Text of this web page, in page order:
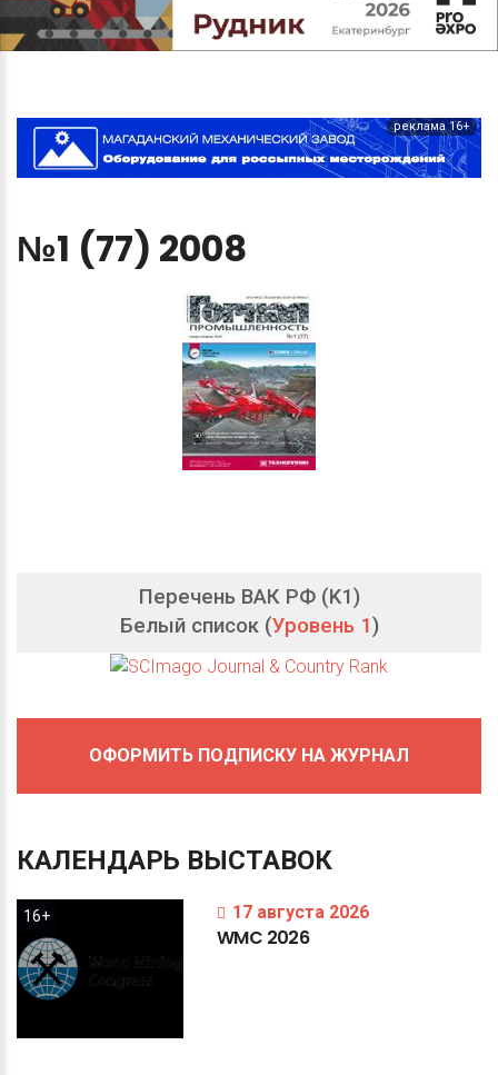
реклама 16+
№1 (77) 2008
Перечень ВАК РФ (K1)
Белый список (Уровень 1)
ОФОРМИТЬ ПОДПИСКУ НА ЖУРНАЛ
КАЛЕНДАРЬ ВЫСТАВОК
16+ 17 августа 2026
WMC 2026